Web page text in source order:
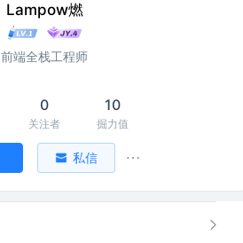
Lampow燃
前端全栈工程师
0
关注者
10
掘力值
私信